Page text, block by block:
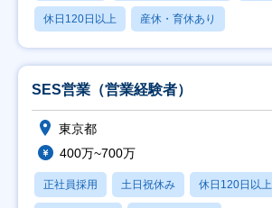
休日120日以上 産休・育休あり
SES営業（営業経験者）
東京都
400万~700万
正社員採用 土日祝休み 休日120日以上